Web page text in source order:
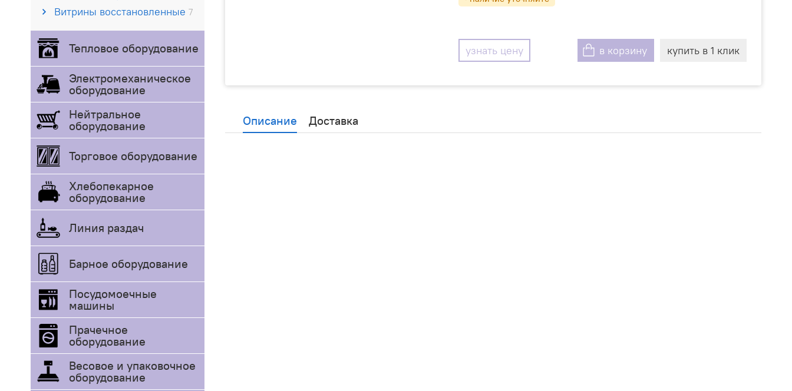
Витрины восстановленные 7
Тепловое оборудование
Электромеханическое
оборудование
Нейтральное
оборудование
Торговое оборудование
Хлебопекарное
оборудование
Линия раздач
Барное оборудование
Посудомоечные
машины
Прачечное
оборудование
Весовое и упаковочное
оборудование
узнать цену в корзину купить в 1 клик
Описание Доставка